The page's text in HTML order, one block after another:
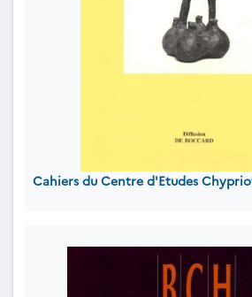
Cahiers du Centre d'Etudes